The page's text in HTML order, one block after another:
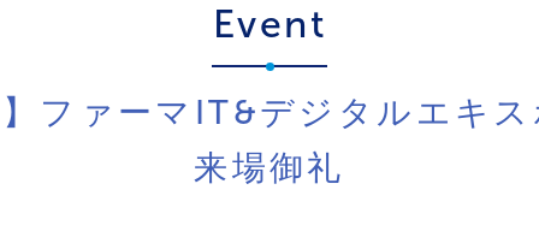
Event
】ファーマIT&デジタルエキ
来場御礼